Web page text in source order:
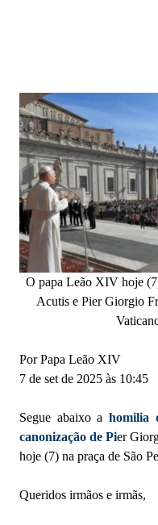
O papa Leão XIV hoje
Acutis e Pier Giorgio
Por Papa Leão XIV
7 de set de 2025 às 10:45
Segue abaixo ahomilia
canonização de Pier
hoje (7) na praça de São
Queridos irmãos e irmãs,